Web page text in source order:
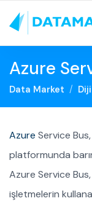
Azure
Data Market
Azure Service Bus,
platformunda
Azure Service
işletmelerin